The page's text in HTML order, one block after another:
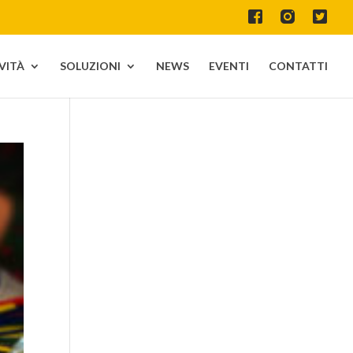
SOLUZIONI NEWS EVENTI CONTATTI